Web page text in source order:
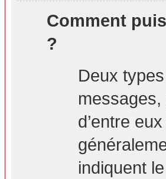
Comment
?
Deux
messages,
d’entre
indiquent